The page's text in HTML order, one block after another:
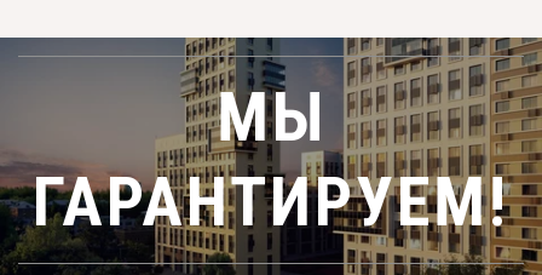
МЫ
ГАРАНТИРУЕМ!­­